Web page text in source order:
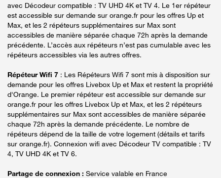
avec Décodeur compatible : TV UHD 4K et TV 4. Le 1er répéteur
est accessible sur demande sur orange.fr pour les offres Up et
Max, et les 2 répéteurs supplémentaires sur Max sont
accessibles de manière séparée chaque 72h après la demande
précédente. L’accès aux répéteurs n’est pas cumulable avec les
répéteurs accessibles via les autres offres.
Répéteur Wifi 7 : Les Répéteurs Wifi 7 sont mis à disposition sur
demande pour les offres Livebox Up et Max et restent la propriété
d'Orange. Le premier répéteur est accessible sur demande sur
orange.fr pour les offres Livebox Up et Max, et les 2 répéteurs
supplémentaires sur Max sont accessibles de manière séparée
chaque 72h après la demande précédente. Le nombre de
répéteurs dépend de la taille de votre logement (détails et tarifs
sur orange.fr). Connexion wifi avec Décodeur TV compatible : TV
4, TV UHD 4K et TV 6.
Partage de connexion : Service valable en France